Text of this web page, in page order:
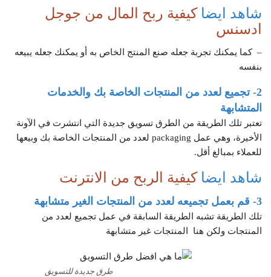
شاهد ايضاكيفية ربح المال من جوجل
ادسنس
– كما يمكنك تجربة جعله صنع المنتج الخاص به أو يمكنك جعله يبيعه
بنفسه
2- تجميع لعدد من المنتجات الخاصة بك والخدمات
المتشابهة
تعتبر تلك الطريقة من الطرق تسويق جديدة التي انتشرت في الآونة
الأخيرة، وهي عمل packaging لعدد من المنتجات الخاصة بك وبيعها
للعملاء بمبالغ أقل.
شاهد ايضاكيفية الربح من الانترنت
3- قم بعمل تجميعه لعدد من المنتجات الغير متشابهة
تلك الطريقة تشبه الطريقة السابقة في عمل تجميع لعدد من
المنتجات ولكن هنا المنتجات غير متشابهة
طرق جديدة للتسويق